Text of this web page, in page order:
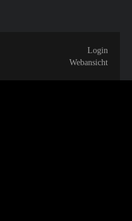
Login
Webansicht